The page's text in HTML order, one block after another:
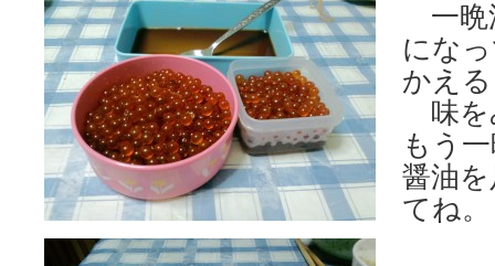
一晩
にな
かえ
味を
もう
醤油
てね。